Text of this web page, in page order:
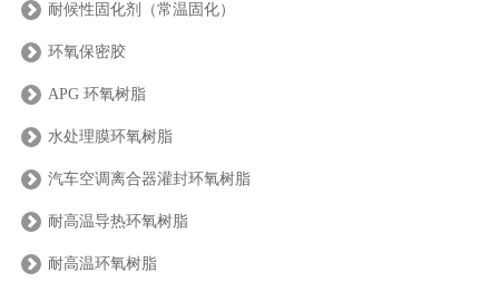
耐候性固化剂（常温固化）
环氧保密胶
APG 环氧树脂
水处理膜环氧树脂
汽车空调离合器灌封环氧树脂
耐高温导热环氧树脂
耐高温环氧树脂